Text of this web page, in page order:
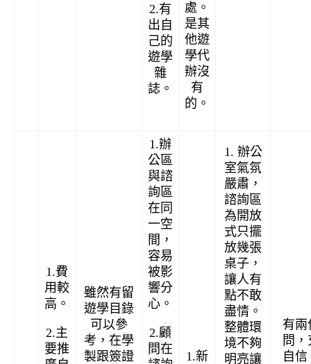
2.有
出自
己的
遊學
雜
誌。
處。
是其
他遊
學代
辦沒
有
的。
1.費
用較
高。
2.主
要推
雖然有留
遊學目錄
可以參
考，在學
製跟簽證
1.辦
公區
與諮
詢區
在同
一空
間，
容易
被影
響分
心。
2.顧
問在
1.新
1. 辦公
室氣氛
嚴肅，
諮詢區
為開放
式只擺
放幾張
桌子，
讓人有
點不敢
盡情。
整體環
境不夠
明亮讓
有兩
問
自